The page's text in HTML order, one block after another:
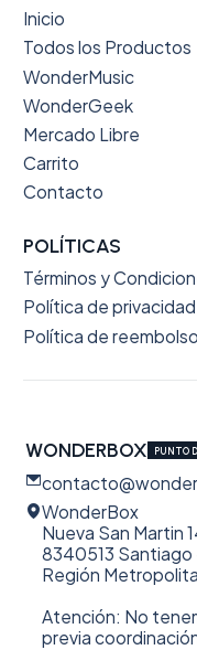
Inicio
Todos los Productos
WonderMusic
WonderGeek
Mercado Libre
Carrito
Contacto
POLÍTICAS
Términos y
Política de privacidad
Política de reembolso
WONDERBOX PUNTO
WonderBox
Nueva San Martin
8340513
Región
Atención: No
previa